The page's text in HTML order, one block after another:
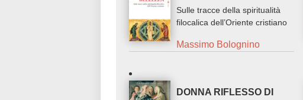
Sulle tracce della spiritualità
filocalica dell’Oriente cristiano
Massimo Bolognino
DONNA RIFLESSO DI